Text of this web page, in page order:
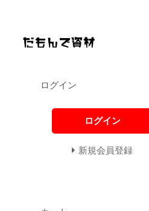
ログイン
ログイン
新規会員登録